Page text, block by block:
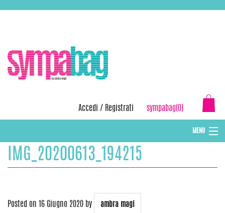
Accedi / Registrati sympabag(0)
MENU
CAPPELLI INVERNALI DONNA
IMG_20200613_194215
Posted on 16 Giugno 2020 by ambra magi